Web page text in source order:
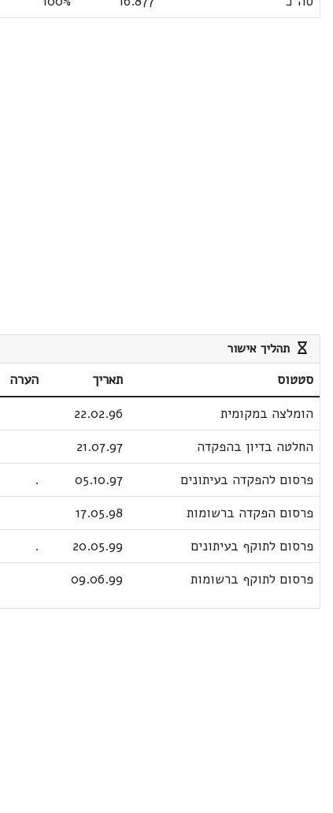
תהליך אישור
סטטוס תאריך
הערה
הומלצה במקומית
22.02.96
החלטה בדיון בהפקדה
21.07.97
פרסום להפקדה בעיתונים
05.10.97
.
פרסום הפקדה ברשומות
17.05.98
פרסום לתוקף בעיתונים
20.05.99
.
פרסום לתוקף ברשומות
09.06.99